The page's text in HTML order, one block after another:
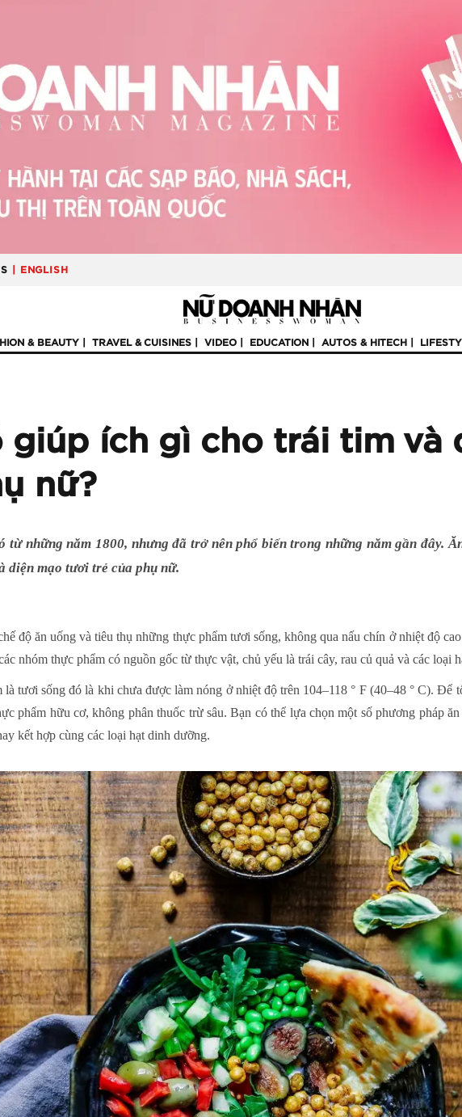
| ENGLISH
& BEAUTY TRAVEL & CUISINES VIDEO EDUCATION AUTOS & HITECH
giúp ích gì cho trái tim và
nữ?
từ những năm 1800, nhưng đã trở nên phổ biến trong những năm gần đây.
diện mạo tươi trẻ của phụ nữ.
độ ăn uống và tiêu thụ những thực phẩm tươi sống, không qua nấu chín ở nhiệt độ
nhóm thực phẩm có nguồn gốc từ thực vật, chủ yếu là trái cây, rau củ quả và các loại
tươi sống đó là khi chưa được làm nóng ở nhiệt độ trên 104–118 ° F (40–48 ° C). Để
phẩm hữu cơ, không phân thuốc trừ sâu. Bạn có thể lựa chọn một số phương pháp
kết hợp cùng các loại hạt dinh dưỡng.